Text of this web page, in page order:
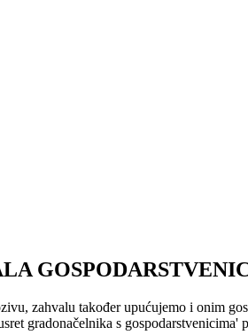
zahvalu također upućujemo i onim
gradonačelnika s gospodarstvenicima'